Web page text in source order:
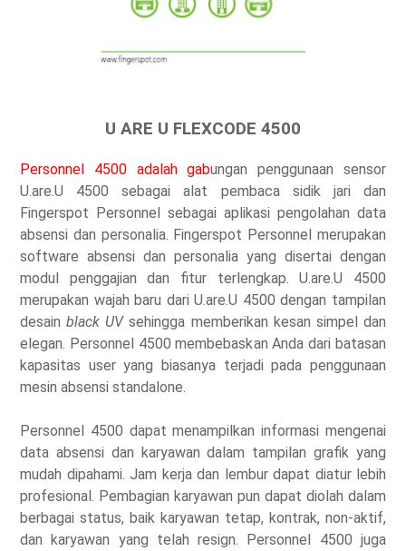
U ARE U FLEXCODE 4500
Personnel 4500 adalah gabungan penggunaan sensor
U.are.U 4500 sebagai alat pembaca sidik jari dan
Fingerspot Personnel sebagai aplikasi pengolahan data
absensi dan personalia. Fingerspot Personnel merupakan
software absensi dan personalia yang disertai dengan
modul penggajian dan fitur terlengkap. U.are.U 4500
merupakan wajah baru dari U.are.U 4500 dengan tampilan
desainblack UVsehingga memberikan kesan simpel dan
elegan. Personnel 4500 membebaskan Anda dari batasan
kapasitas user yang biasanya terjadi pada penggunaan
mesin absensi standalone.
Personnel 4500 dapat menampilkan informasi mengenai
data absensi dan karyawan dalam tampilan grafik yang
mudah dipahami. Jam kerja dan lembur dapat diatur lebih
profesional. Pembagian karyawan pun dapat diolah dalam
berbagai status, baik karyawan tetap, kontrak, non-aktif,
dan karyawan yang telah resign. Personnel 4500 juga